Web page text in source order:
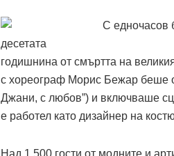
С едночасов
десетата
годишнина от смъртта на
с хореограф Морис Бежар беше
Джани, с любов”) и включваше
е работел като дизайнер на
Над 1 500 гости от модните и